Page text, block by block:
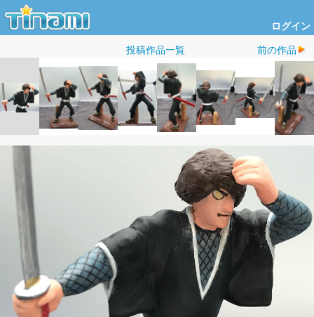
ログイン
投稿作品一覧 前の作品